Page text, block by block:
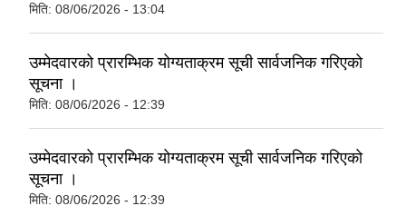
मिति: 08/06/2026 - 13:04
उम्मेदवारको प्रारम्भिक योग्यताक्रम सूची सार्वजनिक गरिएको
सूचना ।
मिति: 08/06/2026 - 12:39
उम्मेदवारको प्रारम्भिक योग्यताक्रम सूची सार्वजनिक गरिएको
सूचना ।
मिति: 08/06/2026 - 12:39